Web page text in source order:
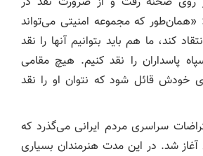
که مجموعه امنیتی می‌تواند
کند، ما هم باید بتوانیم آنها را نقد
پاسداران را نقد کنیم. هیچ مقامی
خودش قائل شود که نتوان او را نقد
سراسری مردم ایرانی می‌گذرد که
شد. در این مدت هنرمندان بسیاری